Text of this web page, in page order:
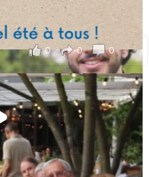
0 0 0
vivant / travaillant
convivial de
!